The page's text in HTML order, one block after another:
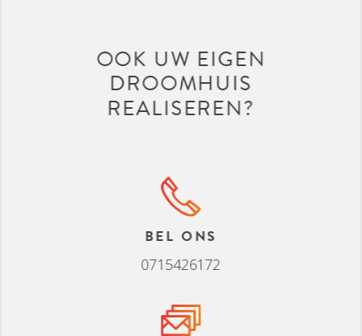
OOK UW EIGEN
DROOMHUIS
REALISEREN?
BEL ONS
0715426172